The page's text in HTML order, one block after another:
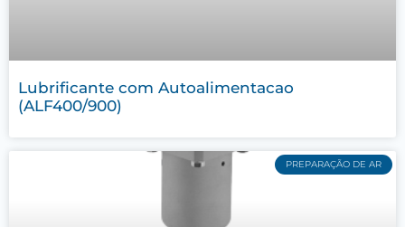
Lubrificante com Autoalimentacao
(ALF400/900)
PREPARAÇÃO DE AR